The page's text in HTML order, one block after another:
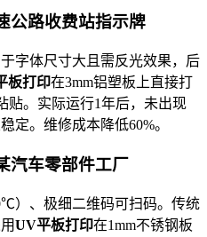
公路收费站指示牌
字体尺寸大且需反光效果，后
板打印在3mm铝塑板上直接打
贴。实际运行1年后，未出现
定。维修成本降低60%。
汽车零部件工厂
）、极细二维码可扫码。传统
UV平板打印在1mm不锈钢板